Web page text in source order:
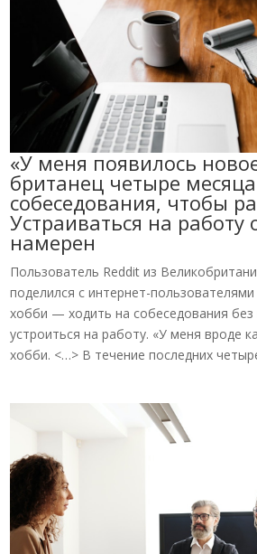
«У меня появилось
британец четыре
собеседования, чтобы
Устраиваться на работу
намерен
Пользователь Reddit из
поделился с интернет-
хобби — ходить на собеседования без
устроиться на работу. «У меня вроде
хобби. <…> В течение последних